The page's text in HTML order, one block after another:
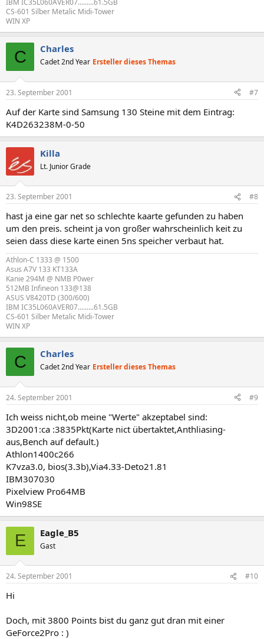
IBM IC35L060AVER07.........61.5GB
CS-601 Silber Metalic Midi-Tower
WIN XP
C Charles
Cadet 2nd Year Ersteller dieses Themas
23. September 2001 #7
Auf der Karte sind Samsung 130 Steine mit dem Eintrag:
K4D263238M-0-50
Killa
Lt. Junior Grade
23. September 2001 #8
hast ja eine gar net so schlechte kaarte gefunden zu haben
um den preis. scheint ja von großer wahrscheinlich keit zu
seien dass diese karte einen 5ns speicher verbaut hat.
Athlon-C 1333 @ 1500
Asus A7V 133 KT133A
Kanie 294M @ NMB P0wer
512MB Infineon 133@138
ASUS V8420TD (300/600)
IBM IC35L060AVER07.........61.5GB
CS-601 Silber Metalic Midi-Tower
WIN XP
C Charles
Cadet 2nd Year Ersteller dieses Themas
24. September 2001 #9
Ich weiss nicht,ob meine "Werte" akzeptabel sind:
3D2001:ca :3835Pkt(Karte nict übertaktet,Anthliasing-
aus,Bench auf default.)
Athlon1400c266
K7vza3.0, bios(3.3b),Via4.33-Deto21.81
IBM307030
Pixelview Pro64MB
Win98SE
E Eagle_B5
Gast
24. September 2001 #10
Hi
Doch, mit 3800 Points bist du ganz gut dran mit einer
GeForce2Pro : )